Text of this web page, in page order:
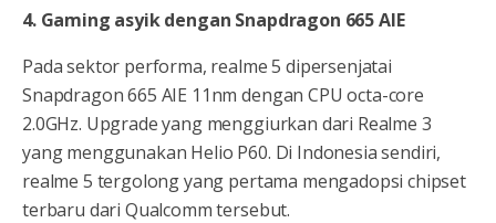
4. Gaming asyik dengan Snapdragon 665 AIE
Pada sektor performa, realme 5 dipersenjatai
Snapdragon 665 AIE 11nm dengan CPU octa-core
2.0GHz. Upgrade yang menggiurkan dari Realme 3
yang menggunakan Helio P60. Di Indonesia sendiri,
realme 5 tergolong yang pertama mengadopsi chipset
terbaru dari Qualcomm tersebut.